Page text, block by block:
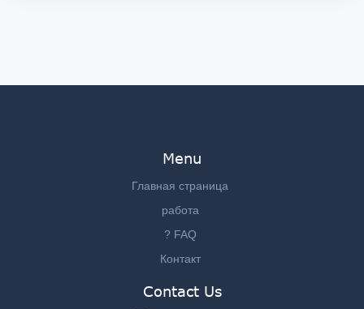
Menu
Главная страница
работа
? FAQ
Контакт
Contact Us